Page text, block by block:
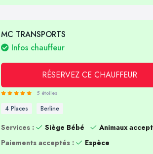
MC TRANSPORTS
Infos chauffeur
RÉSERVEZ CE CHAUFFEUR
5 étoiles
4 Places Berline
Services : Siège Bébé
Animaux
Paiements acceptés :
Espèce